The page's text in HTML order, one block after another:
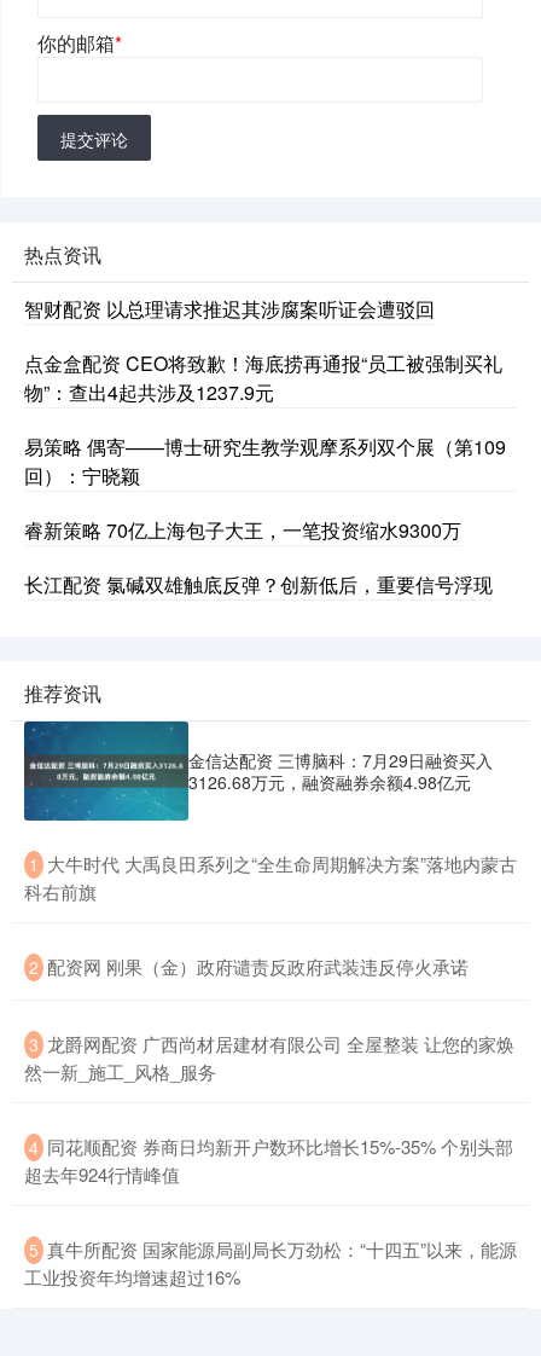
你的邮箱*
提交评论
热点资讯
智财配资 以总理请求推迟其涉腐案听证会遭驳回
点金盒配资 CEO将致歉！海底捞再通报“员工被强制买礼
物”：查出4起共涉及1237.9元
易策略 偶寄——博士研究生教学观摩系列双个展（第109
回）：宁晓颖
睿新策略 70亿上海包子大王，一笔投资缩水9300万
长江配资 氯碱双雄触底反弹？创新低后，重要信号浮现
推荐资讯
金信达配资 三博脑科：7月29日融资买入
3126.68万元，融资融券余额4.98亿元
1 ​大牛时代 大禹良田系列之“全生命周期解决方案”落地内蒙古
科右前旗
2 ​配资网 刚果（金）政府谴责反政府武装违反停火承诺
3 ​龙爵网配资 广西尚材居建材有限公司 全屋整装 让您的家焕
然一新_施工_风格_服务
4 ​同花顺配资 券商日均新开户数环比增长15%-35% 个别头部
超去年924行情峰值
5 ​真牛所配资 国家能源局副局长万劲松：“十四五”以来，能源
工业投资年均增速超过16%